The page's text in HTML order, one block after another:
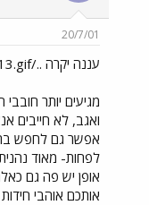
20/7/01
עננה יקרה ../images/Emo13.gif חכי לערב, אז בד"כ
מגיעים יותר חובבי
ואגב, לא חייבים
אפשר גם לחפש
לפחות- מאוד
אופן יש פה גם
אותכם אוהבי חידות